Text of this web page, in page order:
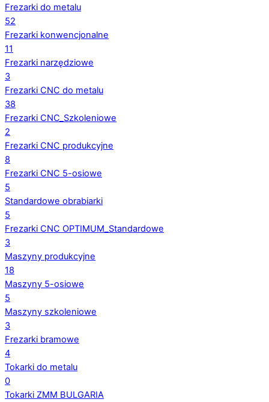
Frezarki do metalu
52
Frezarki konwencjonalne
11
Frezarki narzędziowe
3
Frezarki CNC do metalu
38
Frezarki CNC_Szkoleniowe
2
Frezarki CNC produkcyjne
8
Frezarki CNC 5-osiowe
5
Standardowe obrabiarki
5
Frezarki CNC OPTIMUM_Standardowe
3
Maszyny produkcyjne
18
Maszyny 5-osiowe
5
Maszyny szkoleniowe
3
Frezarki bramowe
4
Tokarki do metalu
0
Tokarki ZMM BULGARIA